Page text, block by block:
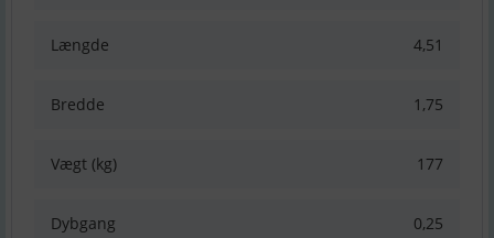
Længde 4,51
Bredde 1,75
Vægt (kg) 177
Dybgang 0,25